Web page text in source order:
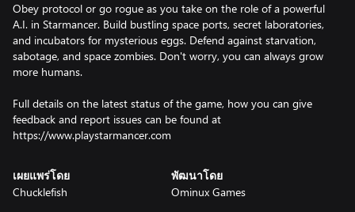
Obey protocol or go rogue as you take on the role of a powerful
A.I. in Starmancer. Build bustling space ports, secret laboratories,
and incubators for mysterious eggs. Defend against starvation,
sabotage, and space zombies. Don't worry, you can always grow
more humans.
Full details on the latest status of the game, how you can give
feedback and report issues can be found at
https://www.playstarmancer.com
เผยแพร่โดย
Chucklefish
พัฒนาโดย
Ominux Games